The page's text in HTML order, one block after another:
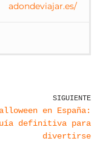
adondeviajar.es/
SIGUIENTE
en España:
definitiva para
divertirse